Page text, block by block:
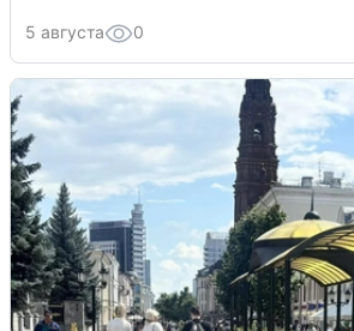
5 августа 0